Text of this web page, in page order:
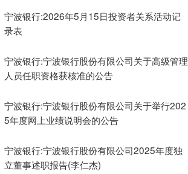
宁波银行:2026年5月15日投资者关系活动记
录表
宁波银行:宁波银行股份有限公司关于高级管理
人员任职资格获核准的公告
宁波银行:宁波银行股份有限公司关于举行202
5年度网上业绩说明会的公告
宁波银行:宁波银行股份有限公司2025年度独
立董事述职报告(李仁杰)